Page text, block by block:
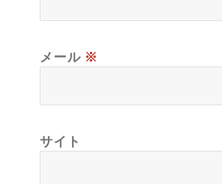
メール ※
サイト